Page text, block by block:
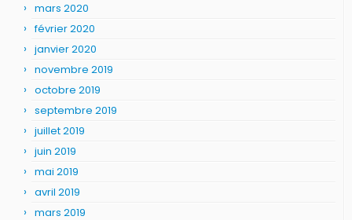
mars 2020
février 2020
janvier 2020
novembre 2019
octobre 2019
septembre 2019
juillet 2019
juin 2019
mai 2019
avril 2019
mars 2019